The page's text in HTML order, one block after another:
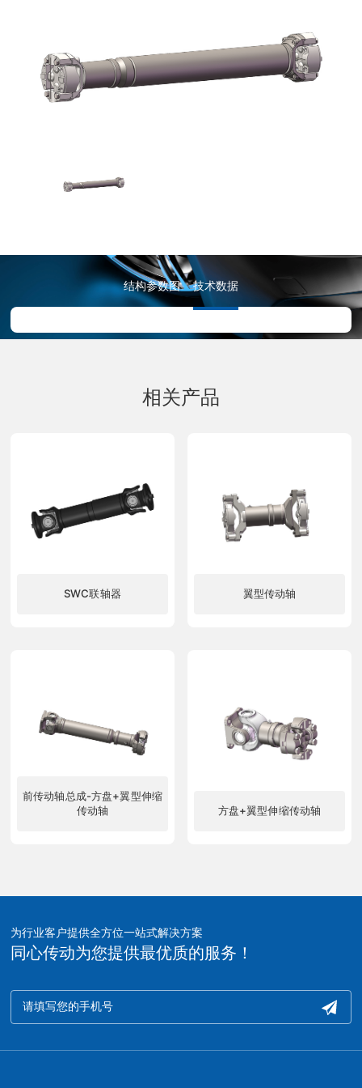
结构参数图 技术数据
相关产品
SWC联轴器 翼型传动轴
前传动轴总成-方盘+翼型伸缩
传动轴
方盘+翼型伸缩传动轴
为行业客户提供全方位一站式解决方案
同心传动为您提供最优质的服务！